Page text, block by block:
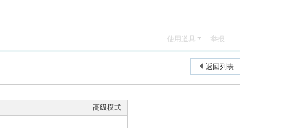
使用道具 举报
返回列表
高级模式